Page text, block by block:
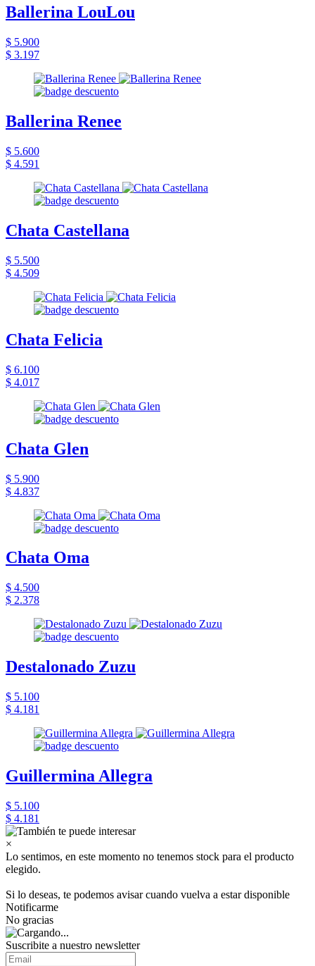
Ballerina LouLou
$ 5.900
$ 3.197
Ballerina Renee
$ 5.600
$ 4.591
Chata Castellana
$ 5.500
$ 4.509
Chata Felicia
$ 6.100
$ 4.017
Chata Glen
$ 5.900
$ 4.837
Chata Oma
$ 4.500
$ 2.378
Destalonado Zuzu
$ 5.100
$ 4.181
Guillermina Allegra
$ 5.100
$ 4.181
×
Lo sentimos, en este momento no tenemos stock para el producto
elegido.
Si lo deseas, te podemos avisar cuando vuelva a estar disponible
Notificarme
No gracias
Suscribite a nuestro newsletter